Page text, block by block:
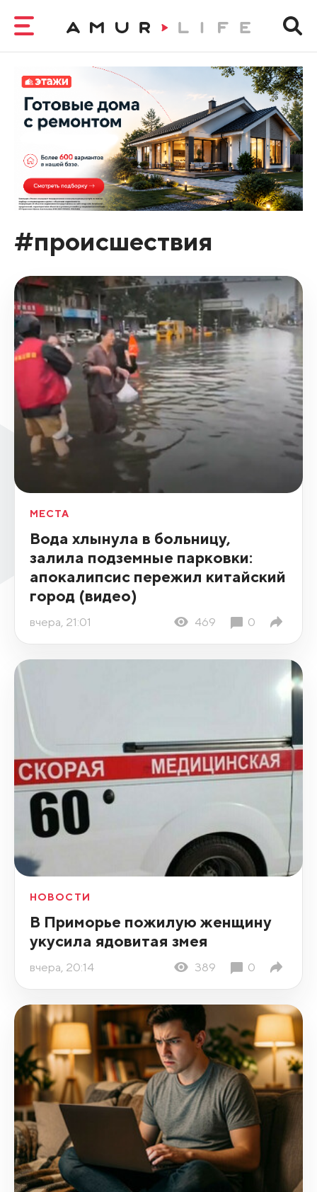
#происшествия
МЕСТА
Вода хлынула в больницу,
залила подземные парковки:
апокалипсис пережил китайский
город (видео)
вчера, 21:01 469 0
НОВОСТИ
В Приморье пожилую женщину
укусила ядовитая змея
вчера, 20:14 389 0